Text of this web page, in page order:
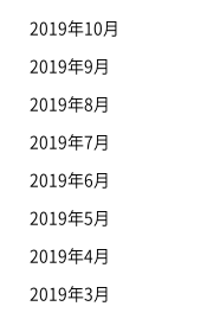
2019年10月
2019年9月
2019年8月
2019年7月
2019年6月
2019年5月
2019年4月
2019年3月